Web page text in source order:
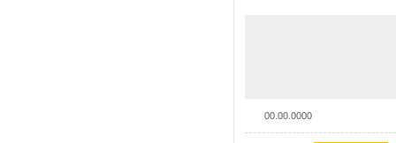
00.00.0000